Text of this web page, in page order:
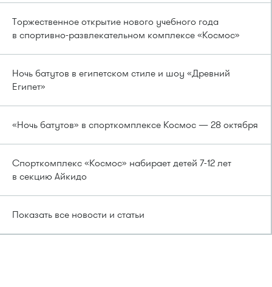
Торжественное открытие нового учебного года
в спортивно-развлекательном комплексе «Космос»
Ночь батутов в египетском стиле и шоу «Древний
Египет»
«Ночь батутов» в спорткомплексе Космос — 28 октября
Спорткомплекс «Космос» набирает детей 7-12 лет
в секцию Айкидо
Показать все новости и статьи